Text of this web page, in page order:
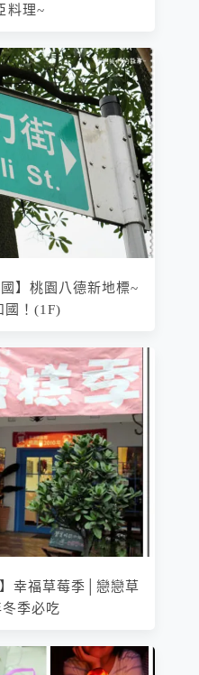
料理~
】桃園八德新地標~
國！(1F)
幸福草莓季│戀戀草
季必吃